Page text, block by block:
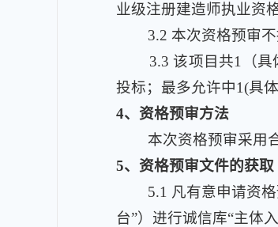
业级注册建造师执业资
3.2 本次资格预审
3.3该项目共1（具
投标；最多允许中1(具
4、资格预审方法
本次资格预审采用
5、资格预审文件的获取
5.1 凡有意申请资
台”）进行诚信库“主体